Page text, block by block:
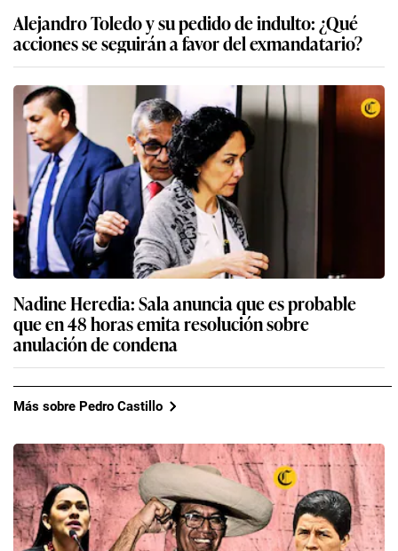
Alejandro Toledo y su pedido de indulto: ¿Qué
acciones se seguirán a favor del exmandatario?
Nadine Heredia: Sala anuncia que es probable
que en 48 horas emita resolución sobre
anulación de condena
Más sobre Pedro Castillo